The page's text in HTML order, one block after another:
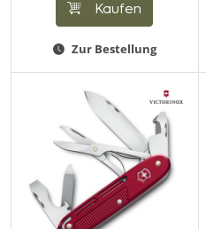
Kaufen
Zur Bestellung